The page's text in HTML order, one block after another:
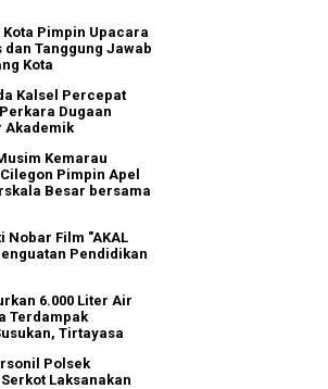
Pimpin Upacara
Tanggung Jawab
Kota
Kalsel Percepat
Dugaan
Akademik
Kemarau
Pimpin Apel
Besar bersama
Nobar Film "AKAL
Pendidikan
6.000 Liter Air
Terdampak
Tirtayasa
Polsek
Laksanakan